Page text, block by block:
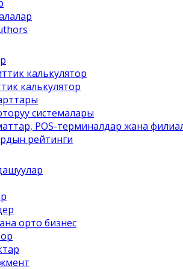
калькулятор
калькулятор
системалары
POS-терминалдар жана
рейтинги
орто бизнес